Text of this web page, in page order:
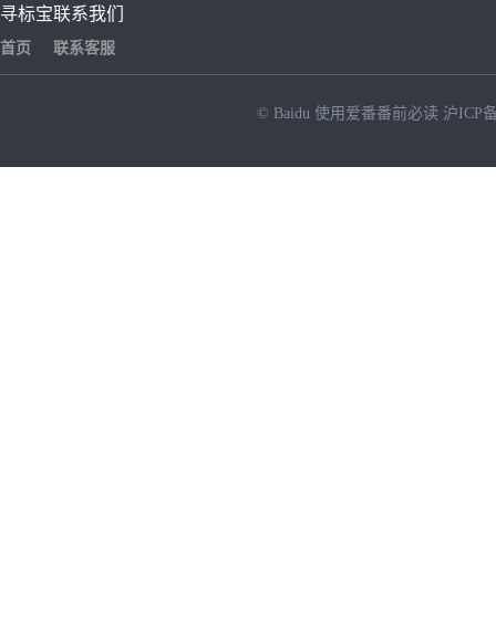
寻标宝
首页
联系我们
联系客服
© Baidu 使用爱番番前必读 沪ICP